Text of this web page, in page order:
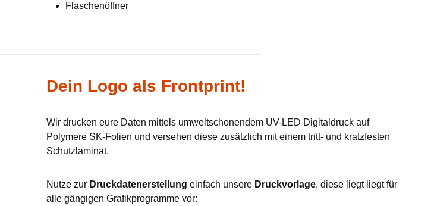
Flaschenöffner
Dein Logo als Frontprint!
Wir drucken eure Daten mittels umweltschonendem UV-LED Digitaldruck auf
Polymere SK-Folien und versehen diese zusätzlich mit einem tritt- und kratzfesten
Schutzlaminat.
Nutze zur Druckdatenerstellung einfach unsere Druckvorlage, diese liegt liegt für
alle gängigen Grafikprogramme vor: